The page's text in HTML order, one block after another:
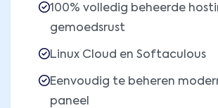
100% volledig beheerde
gemoedsrust
Linux Cloud en Softaculous
Eenvoudig te beheren
paneel